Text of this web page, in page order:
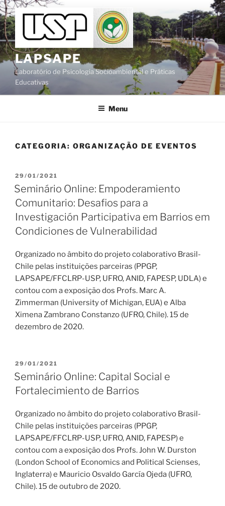
Pular
para
o
conteúdo
LAPSAPE
Laboratório de Psicologia Socioambiental e Práticas
Educativas
Menu
CATEGORIA: ORGANIZAÇÃO DE EVENTOS
PUBLICADO
EM
29/01/2021
Seminário Online: Empoderamiento
Comunitario: Desafios para a
Investigación Participativa em Barrios em
Condiciones de Vulnerabilidad
Organizado no âmbito do projeto colaborativo Brasil-
Chile pelas instituições parceiras (PPGP,
LAPSAPE/FFCLRP-USP, UFRO, ANID, FAPESP, UDLA) e
contou com a exposição dos Profs. Marc A.
Zimmerman (University of Michigan, EUA) e Alba
Ximena Zambrano Constanzo (UFRO, Chile). 15 de
dezembro de 2020.
PUBLICADO
EM
29/01/2021
Seminário Online: Capital Social e
Fortalecimiento de Barrios
Organizado no âmbito do projeto colaborativo Brasil-
Chile pelas instituições parceiras (PPGP,
LAPSAPE/FFCLRP-USP, UFRO, ANID, FAPESP) e
contou com a exposição dos Profs. John W. Durston
(London School of Economics and Political Scienses,
Inglaterra) e Mauricio Osvaldo García Ojeda (UFRO,
Chile). 15 de outubro de 2020.